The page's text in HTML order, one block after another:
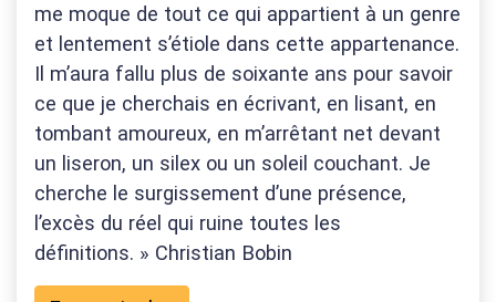
me moque de tout ce qui appartient à un genre
et lentement s’étiole dans cette appartenance.
Il m’aura fallu plus de soixante ans pour savoir
ce que je cherchais en écrivant, en lisant, en
tombant amoureux, en m’arrêtant net devant
un liseron, un silex ou un soleil couchant. Je
cherche le surgissement d’une présence,
l’excès du réel qui ruine toutes les
définitions. » Christian Bobin